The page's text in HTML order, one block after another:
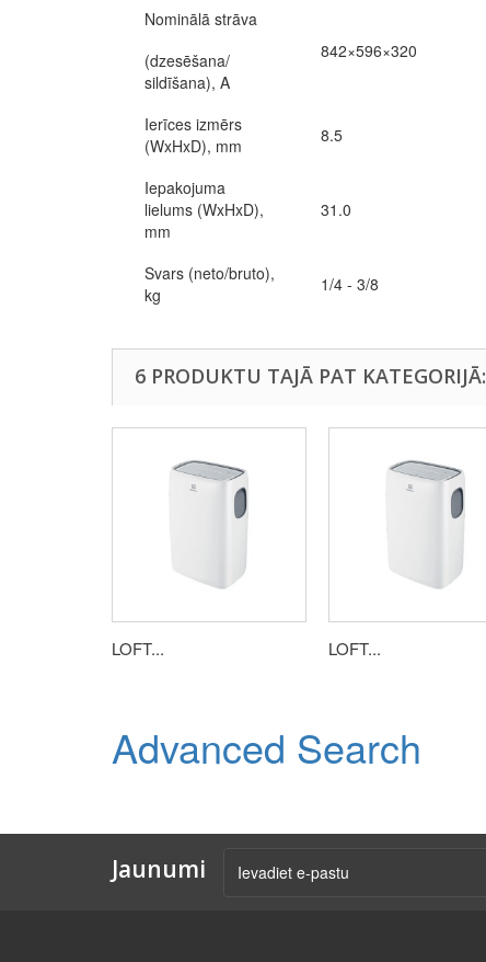
Nominālā strāva
842×596×320
(dzesēšana/
sildīšana), A
Ierīces izmērs
(WxHxD), mm
8.5
Iepakojuma
lielums (WxHxD),
mm
31.0
Svars (neto/bruto),
kg
1/4 - 3/8
6 PRODUKTU TAJĀ PAT KATEGORIJĀ:
LOFT... LOFT...
Advanced Search
Jaunumi